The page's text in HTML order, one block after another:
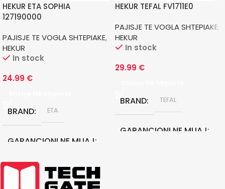
HEKUR ETA SOPHIA
127190000
PAJISJE TE VOGLA SHTEPIAKE,
HEKUR
In stock
24.99 €
BRAND ETA
GARANCIONI NE MUAJ
24
HEKUR TEFAL FV1711E0
PAJISJE TE VOGLA SHTEPIAKE,
HEKUR
In stock
29.99 €
BRAND TEFAL
GARANCIONI NE MUAJ